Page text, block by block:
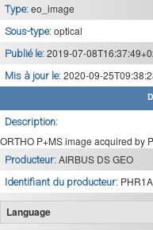
Type: eo_image
Sous-type: optical
Publié le: 2019-07-
Mis à jour le: 2020-09-
Description:
ORTHO P+MS image acquired by
Producteur: AIRBUS DS GEO
Identifiant du producteur:
Language